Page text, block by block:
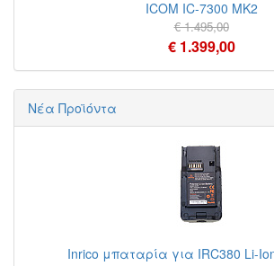
ICOM IC-7300 MK2
€ 1.495,00
€ 1.399,00
Νέα Προϊόντα
Inrico μπαταρία για IRC380 Li-